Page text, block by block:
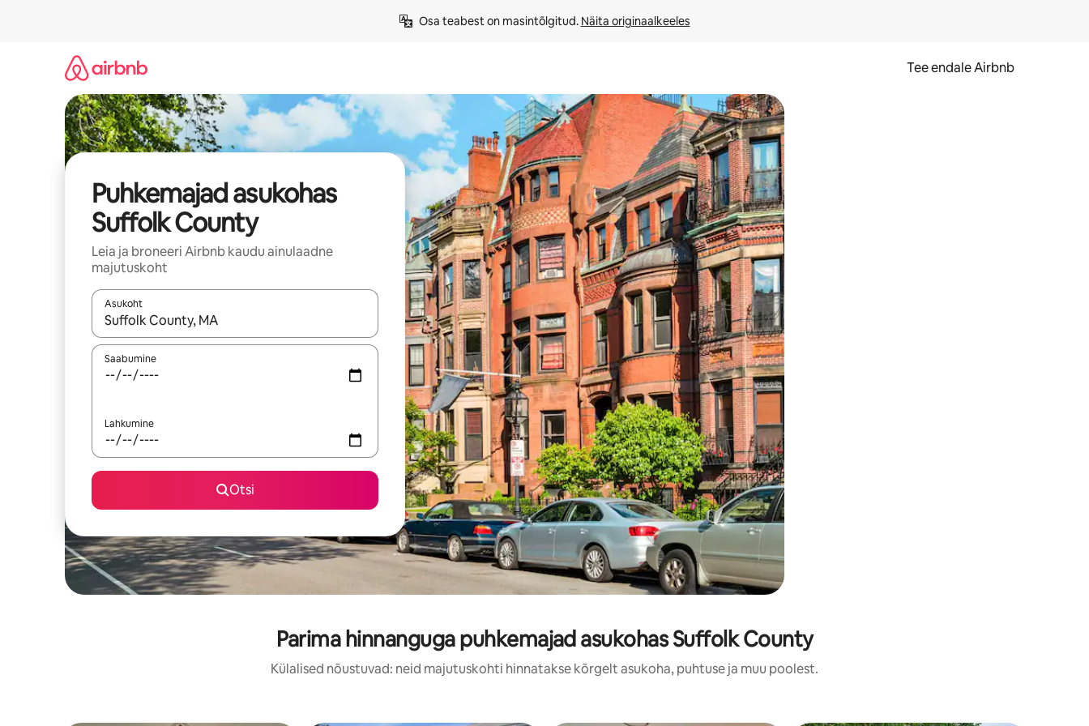
Osa teabest on masintõlgitud. Näita originaalkeeles
Tee endale Airbnb
Puhkemajad asukohas
Suffolk County
Leia ja broneeri Airbnb kaudu ainulaadne
majutuskoht
Asukoht
Kui tulemused on kuvatud, liigu ekraanil nooleklahvidega või puuduta või tõmba mööda ekraani.
Saabumine
Lahkumine
Otsi
Parima hinnanguga puhkemajad asukohas Suffolk County
Külalised nõustuvad: neid majutuskohti hinnatakse kõrgelt asukoha, puhtuse ja muu poolest.